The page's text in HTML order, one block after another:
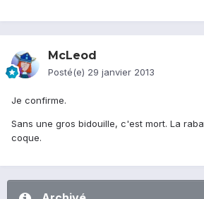
McLeod
Posté(e) 29 janvier 2013
Je confirme.
Sans une gros bidouille, c'est mort. La
coque.